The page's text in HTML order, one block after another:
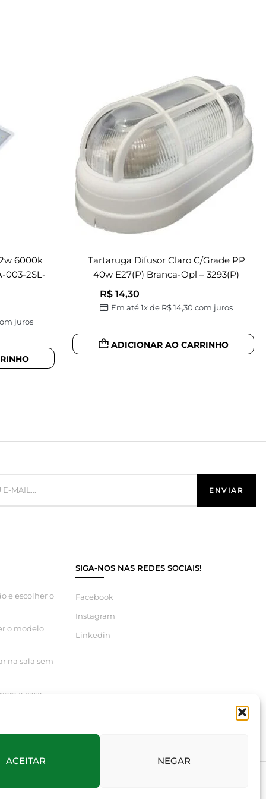
ACEITAR NEGAR
6000k
003-2SL-
juros
Tartaruga Difusor Claro C/grade PP
40w E27(p) Branca-Opl – 3293(P)
R$ 14,30
Em até 1x de R$14,30 com juros
ADICIONAR AO CARRINHO
e escolher o
o modelo
na sala sem
a casa
SIGA-NOS NAS REDES SOCIAIS!
Facebook
Instagram
Linkedin